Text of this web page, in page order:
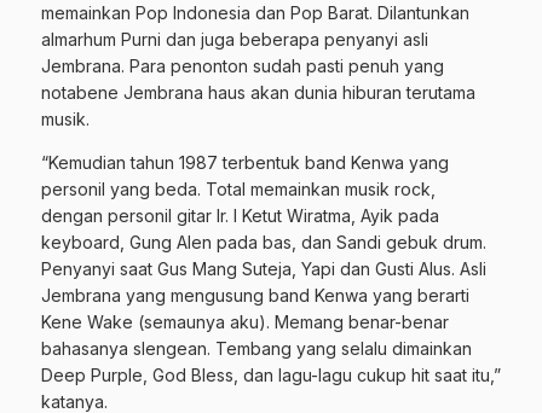
memainkan Pop Indonesia dan Pop Barat. Dilantunkan
almarhum Purni dan juga beberapa penyanyi asli
Jembrana. Para penonton sudah pasti penuh yang
notabene Jembrana haus akan dunia hiburan terutama
musik.
“Kemudian tahun 1987 terbentuk band Kenwa yang
personil yang beda. Total memainkan musik rock,
dengan personil gitar Ir. I Ketut Wiratma, Ayik pada
keyboard, Gung Alen pada bas, dan Sandi gebuk drum.
Penyanyi saat Gus Mang Suteja, Yapi dan Gusti Alus. Asli
Jembrana yang mengusung band Kenwa yang berarti
Kene Wake (semaunya aku). Memang benar-benar
bahasanya slengean. Tembang yang selalu dimainkan
Deep Purple, God Bless, dan lagu-lagu cukup hit saat itu,”
katanya.